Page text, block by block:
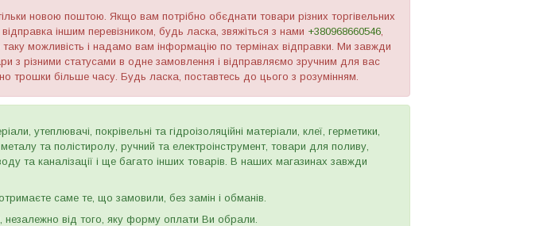
новою поштою. Якщо вам потрібно обєднати товари різних торгівельних
іншим перевізником, будь ласка, звяжіться з нами +380968660546,
можливість і надамо вам інформацію по термінах відправки. Ми завжди
з різними статусами в одне замовлення і відправляємо зручним для вас
трошки більше часу. Будь ласка, поставтесь до цього з розумінням.
утеплювачі, покрівельні та гідроізоляційні матеріали, клеї, герметики,
та полістиролу, ручний та електроінструмент, товари для поливу,
та каналізації і ще багато інших товарів. В наших магазинах завжди
саме те, що замовили, без замін і обманів.
від того, яку форму оплати Ви обрали.